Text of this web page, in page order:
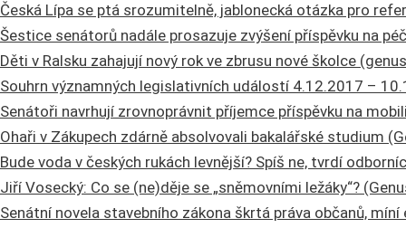
Česká Lípa se ptá srozumitelně, jablonecká otázka pro
Šestice senátorů nadále prosazuje zvýšení příspěvku na
Děti v Ralsku zahajují nový rok ve zbrusu nové školce
Souhrn významných legislativních událostí 4.12.2017 –
Senátoři navrhují zrovnoprávnit příjemce příspěvku na
Ohaři v Zákupech zdárně absolvovali bakalářské studium
Bude voda v českých rukách levnější? Spíš ne, tvrdí
Jiří Vosecký: Co se (ne)děje se „sněmovními ležáky“?
Senátní novela stavebního zákona škrtá práva občanů,